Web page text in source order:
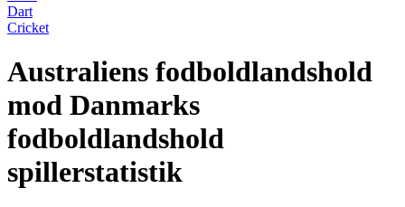
Dart
Cricket
Australiens fodboldlandshold
mod Danmarks
fodboldlandshold
spillerstatistik